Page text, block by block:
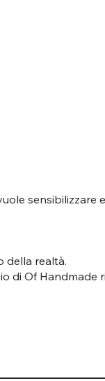
sensibilizzare
della realtà.
di Of Handmade